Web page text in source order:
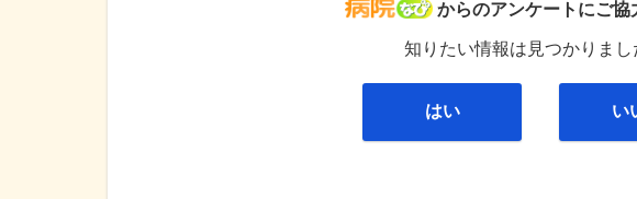
病院なび
からのアンケートにご協
知りたい情報は見つかりまし
はい い